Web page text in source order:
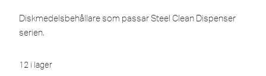
Diskmedelsbehållare som passar Steel Clean Dispenser
serien.
12 i lager